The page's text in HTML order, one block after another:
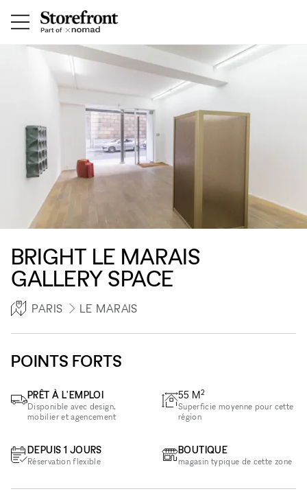
BRIGHT LE MARAIS
GALLERY SPACE
PARIS LE MARAIS
POINTS FORTS
PRÊT À L'EMPLOI
Disponible avec design,
mobilier et agencement
DEPUIS 1 JOURS
Réservation flexible
55 M2
Superficie moyenne pour cette
région
BOUTIQUE
magasin typique de cette zone